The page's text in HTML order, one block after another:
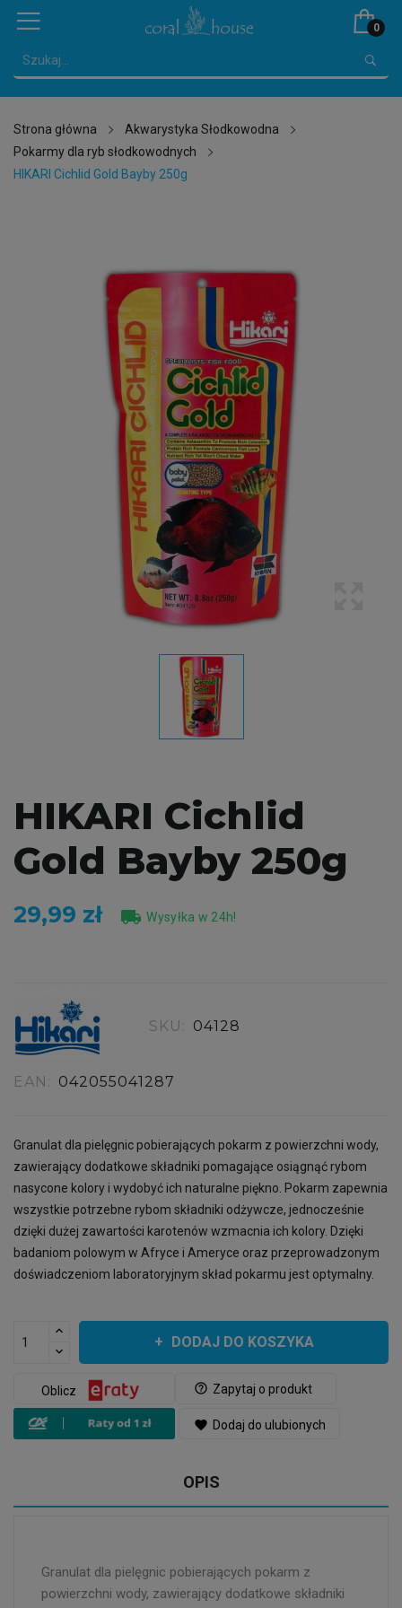
0
Strona główna
Akwarystyka Słodkowodna
Pokarmy dla ryb słodkowodnych
HIKARI Cichlid Gold Bayby 250g
HIKARI Cichlid
Gold Bayby 250g
29,99 zł local_shipping Wysyłka w 24h!
SKU: 04128
EAN: 042055041287
Granulat dla pielęgnic pobierających pokarm z powierzchni wody,
zawierający dodatkowe składniki pomagające osiągnąć rybom
nasycone kolory i wydobyć ich naturalne piękno. Pokarm zapewnia
wszystkie potrzebne rybom składniki odżywcze, jednocześnie
dzięki dużej zawartości karotenów wzmacnia ich kolory. Dzięki
badaniom polowym w Afryce i Ameryce oraz przeprowadzonym
doświadczeniom laboratoryjnym skład pokarmu jest optymalny.
DODAJ DO KOSZYKA
help_outline Zapytaj o produkt
Oblicz
favorite Dodaj do ulubionych
OPIS
Granulat dla pielęgnic pobierających pokarm z
powierzchni wody, zawierający dodatkowe składniki